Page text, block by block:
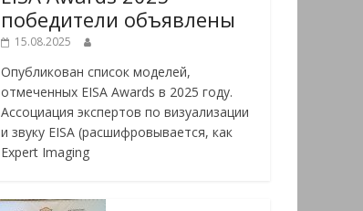
победители объявлены
15.08.2025
Опубликован список моделей,
отмеченных EISA Awards в 2025 году.
Ассоциация экспертов по визуализации
и звуку EISA (расшифровывается, как
Expert Imaging